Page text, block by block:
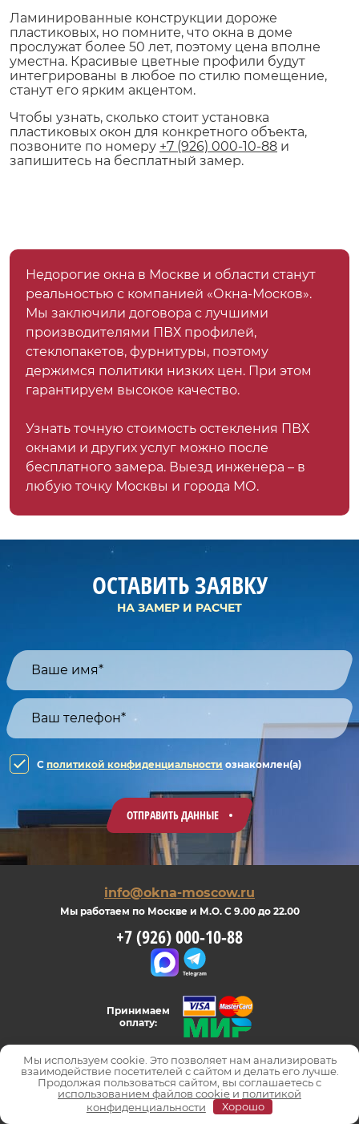
Ламинированные конструкции дороже
пластиковых, но помните, что окна в доме
прослужат более 50 лет, поэтому цена вполне
уместна. Красивые цветные профили будут
интегрированы в любое по стилю помещение,
станут его ярким акцентом.
Чтобы узнать, сколько стоит установка
пластиковых окон для конкретного объекта,
позвоните по номеру +7 (926) 000-10-88 и
запишитесь на бесплатный замер.
Недорогие окна в Москве и области станут
реальностью с компанией «Окна-Москов».
Мы заключили договора с лучшими
производителями ПВХ профилей,
стеклопакетов, фурнитуры, поэтому
держимся политики низких цен. При этом
гарантируем высокое качество.
Узнать точную стоимость остекления ПВХ
окнами и других услуг можно после
бесплатного замера. Выезд инженера – в
любую точку Москвы и города МО.
ОСТАВИТЬ ЗАЯВКУ
НА ЗАМЕР И РАСЧЕТ
C политикой конфиденциальности ознакомлен(а)
ОТПРАВИТЬ ДАННЫЕ
Принимаем
оплату:
info@okna-moscow.ru
Мы работаем по Москве и М.О. С 9.00 до 22.00
+7 (926) 000-10-88
Мы используем cookie. Это позволяет нам анализировать
взаимодействие посетителей с сайтом и делать его лучше.
Продолжая пользоваться сайтом, вы соглашаетесь с
использованием файлов cookie и политикой
конфиденциальности
Хорошо